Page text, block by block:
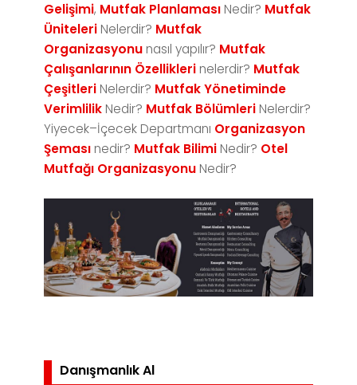
Gelişimi, Mutfak Planlaması Nedir? Mutfak
Üniteleri Nelerdir? Mutfak
Organizasyonu nasıl yapılır? Mutfak
Çalışanlarının Özellikleri nelerdir? Mutfak
Çeşitleri Nelerdir? Mutfak Yönetiminde
Verimlilik Nedir? Mutfak Bölümleri Nelerdir?
Yiyecek–İçecek Departmanı Organizasyon
Şeması nedir? Mutfak Bilimi Nedir? Otel
Mutfağı Organizasyonu Nedir?
Danışmanlık Al